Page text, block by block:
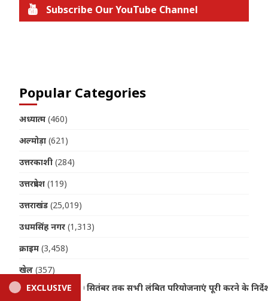
Subscribe Our YouTube Channel
Popular Categories
अध्यात्म (460)
अल्मोड़ा (621)
उत्तरकाशी (284)
उत्तरप्रदेश (119)
उत्तराखंड (25,019)
उधमसिंह नगर (1,313)
क्राइम (3,458)
खेल (357)
चंपावत(972)
EXCLUSIVE
करने के निर्देश Uttarakhand: ईपीएफओ सेवाओं के विस्तार की